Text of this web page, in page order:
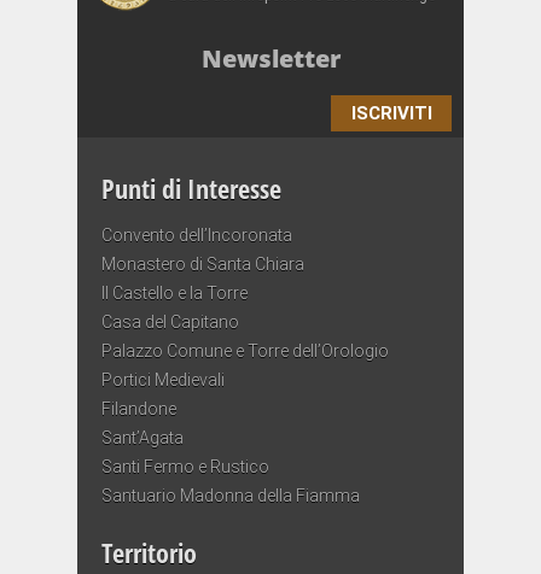
Newsletter
ISCRIVITI
Punti di Interesse
Convento dell’Incoronata
Monastero di Santa Chiara
Il Castello e la Torre
Casa del Capitano
Palazzo Comune e Torre dell’Orologio
Portici Medievali
Filandone
Sant’Agata
Santi Fermo e Rustico
Santuario Madonna della Fiamma
Territorio